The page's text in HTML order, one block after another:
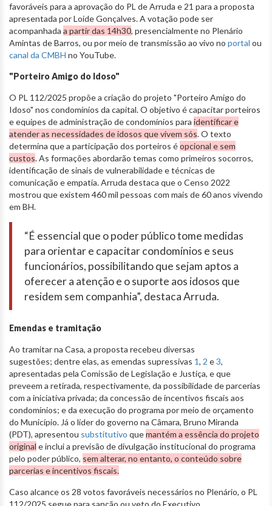
favoráveis para a aprovação do PL de Arruda e 21 para a proposta
apresentada por Loíde Gonçalves. A votação pode ser
acompanhada a partir das 14h30, presencialmente no Plenário
Amintas de Barros, ou por meio de transmissão ao vivo no portal ou
canal da CMBH no YouTube.
"Porteiro Amigo do Idoso"
O PL 112/2025 propõe a criação do projeto "Porteiro Amigo do
Idoso" nos condomínios da capital. O objetivo é capacitar porteiros
e equipes de administração de condomínios para identificar e
atender as necessidades de idosos que vivem sós. O texto
determina que a participação dos porteiros éopcional e sem
custos. As formações abordarão temas como primeiros socorros,
identificação de sinais de vulnerabilidade e técnicas de
comunicação e empatia. Arruda destaca que o Censo 2022
mostrou que existem 460 mil pessoas com mais de 60 anos vivendo
em BH.
“É essencial que o poder público tome medidas
para orientar e capacitar condomínios e seus
funcionários, possibilitando que sejam aptos a
oferecer a atenção e o suporte aos idosos que
residem sem companhia”, destaca Arruda.
Emendas e tramitação
Ao tramitar na Casa, a proposta recebeu diversas
sugestões; dentre elas, as emendas supressivas 1, 2 e3,
apresentadas pela Comissão de Legislação e Justiça, e que
preveem a retirada, respectivamente, da possibilidade de parcerias
com a iniciativa privada; da concessão de incentivos fiscais aos
condomínios; e da execução do programa por meio de orçamento
do Município. Já o líder do governo na Câmara, Bruno Miranda
(PDT), apresentou substitutivo quemantém a essência do projeto
original e inclui a previsão de divulgação institucional do programa
pelo poder público, sem alterar, no entanto, o conteúdo sobre
parcerias e incentivos fiscais.
Caso alcance os 28 votos favoráveis necessários no Plenário, o PL
112/2025 segue para sanção ou veto do Executivo.